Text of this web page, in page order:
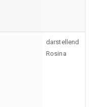
darstellend
Rosina